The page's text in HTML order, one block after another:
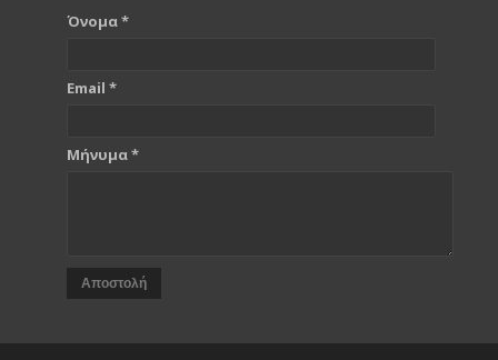
Όνομα *
Email *
Μήνυμα *
Αποστολή